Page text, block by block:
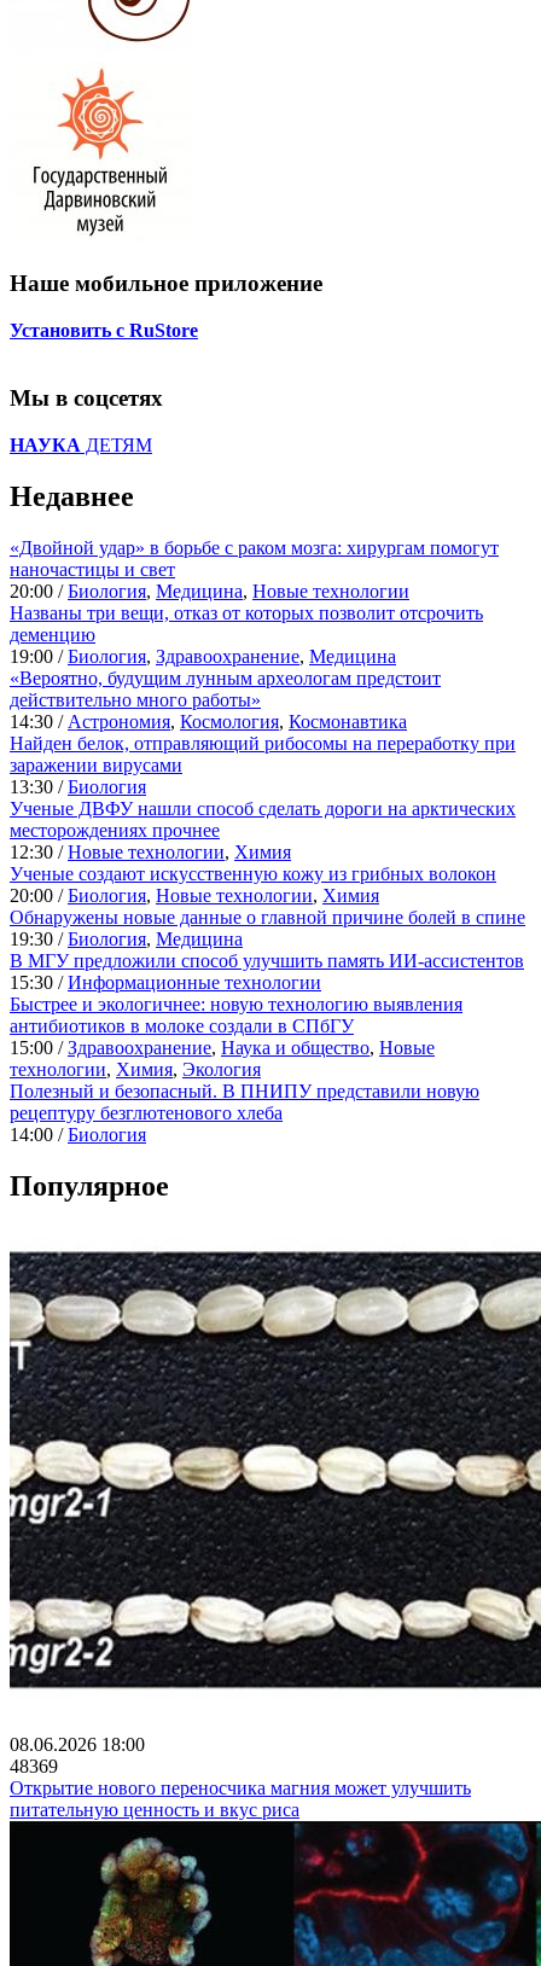
Наше мобильное приложение
Установить с RuStore
Мы в соцсетях
НАУКА ДЕТЯМ
Недавнее
«Двойной удар» в борьбе с раком мозга: хирургам помогут
наночастицы и свет
20:00 /Биология, Медицина, Новые технологии
Названы три вещи, отказ от которых позволит отсрочить
деменцию
19:00 /Биология, Здравоохранение, Медицина
«Вероятно, будущим лунным археологам предстоит
действительно много работы»
14:30 / Астрономия, Космология, Космонавтика
Найден белок, отправляющий рибосомы на переработку при
заражении вирусами
13:30 /Биология
Ученые ДВФУ нашли способ сделать дороги на арктических
месторождениях прочнее
12:30 /Новые технологии, Химия
Ученые создают искусственную кожу из грибных волокон
20:00 /Биология, Новые технологии, Химия
Обнаружены новые данные о главной причине болей в спине
19:30 /Биология, Медицина
В МГУ предложили способ улучшить память ИИ-ассистентов
15:30 /Информационные технологии
Быстрее и экологичнее: новую технологию выявления
антибиотиков в молоке создали в СПбГУ
15:00 /Здравоохранение, Наука и общество, Новые
технологии, Химия, Экология
Полезный и безопасный. В ПНИПУ представили новую
рецептуру безглютенового хлеба
14:00 /Биология
Популярное
08.06.2026 18:00
48369
Открытие нового переносчика магния может улучшить
питательную ценность и вкус риса